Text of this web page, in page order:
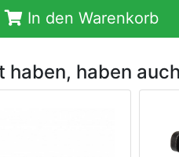
In den Warenkorb
haben, haben